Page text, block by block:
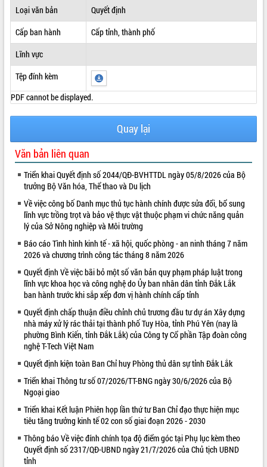
VIDEO
Không có file video nào để phát.
ALBUM ẢNH
Loại văn bản
Quyết định
Cấp ban hành
Cấp tỉnh, thành phố
Lĩnh vực
Tệp đính kèm
PDF cannot be displayed.
Quay lại
Văn bản liên quan
Triển khai Quyết định số 2044/QĐ-BVHTTDL ngày 05/8/2026 của Bộ
trưởng Bộ Văn hóa, Thể thao và Du lịch
Về việc công bố Danh mục thủ tục hành chính được sửa đổi, bổ sung
lĩnh vực trồng trọt và bảo vệ thực vật thuộc phạm vi chức năng quản
lý của Sở Nông nghiệp và Môi trường
Báo cáo Tình hình kinh tế - xã hội, quốc phòng - an ninh tháng 7 năm
2026 và chương trình công tác tháng 8 năm 2026
Quyết định Về việc bãi bỏ một số văn bản quy phạm pháp luật trong
lĩnh vực khoa học và công nghệ do Ủy ban nhân dân tỉnh Đắk Lắk
ban hành trước khi sắp xếp đơn vị hành chính cấp tỉnh
Quyết định chấp thuận điều chỉnh chủ trương đầu tư dự án Xây dựng
nhà máy xử lý rác thải tại thành phố Tuy Hòa, tỉnh Phú Yên (nay là
phường Bình Kiến, tỉnh Đắk Lắk) của Công ty Cổ phần Tập đoàn công
nghệ T-Tech Việt Nam
Quyết định kiện toàn Ban Chỉ huy Phòng thủ dân sự tỉnh Đắk Lắk
Triển khai Thông tư số 07/2026/TT-BNG ngày 30/6/2026 của Bộ
Ngoại giao
Triển khai Kết luận Phiên họp lần thứ tư Ban Chỉ đạo thực hiện mục
tiêu tăng trưởng kinh tế 02 con số giai đoạn 2026 - 2030
Thông báo Về việc đính chính tọa độ điểm góc tại Phụ lục kèm theo
Quyết định số 2317/QĐ-UBND ngày 21/7/2026 của Chủ tịch UBND
tỉnh